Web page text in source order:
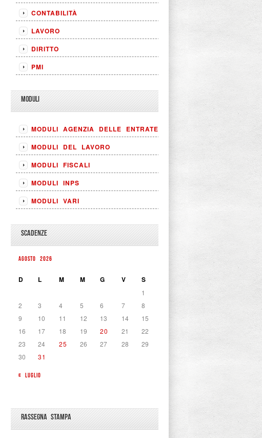
CONTABILITÀ
LAVORO
DIRITTO
PMI
MODULI
MODULI AGENZIA DELLE ENTRATE
MODULI DEL LAVORO
MODULI FISCALI
MODULI INPS
MODULI VARI
SCADENZE
AGOSTO 2026
D L M M G V S
« LUGLIO
1
2
3 4 5 6 7
8
9
10 11 12 13 14
15
16
17 18 19 20 21
22
23
24 25 26 27 28
29
30
31
RASSEGNA STAMPA